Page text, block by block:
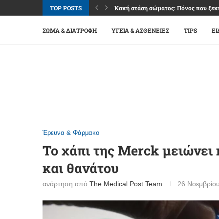
TOP POSTS
Κακή στάση σώματος: Πόνος που
ΣΏΜΑ & ΔΙΑΤΡΟΦΉ
ΥΓΕΊΑ & ΑΣΘΈΝΕΙΕΣ TIPS
Έρευνα & Φάρμακο
Το χάπι της Merck μειώνει
και θανάτου
ανάρτηση από The Medical Post Team 26